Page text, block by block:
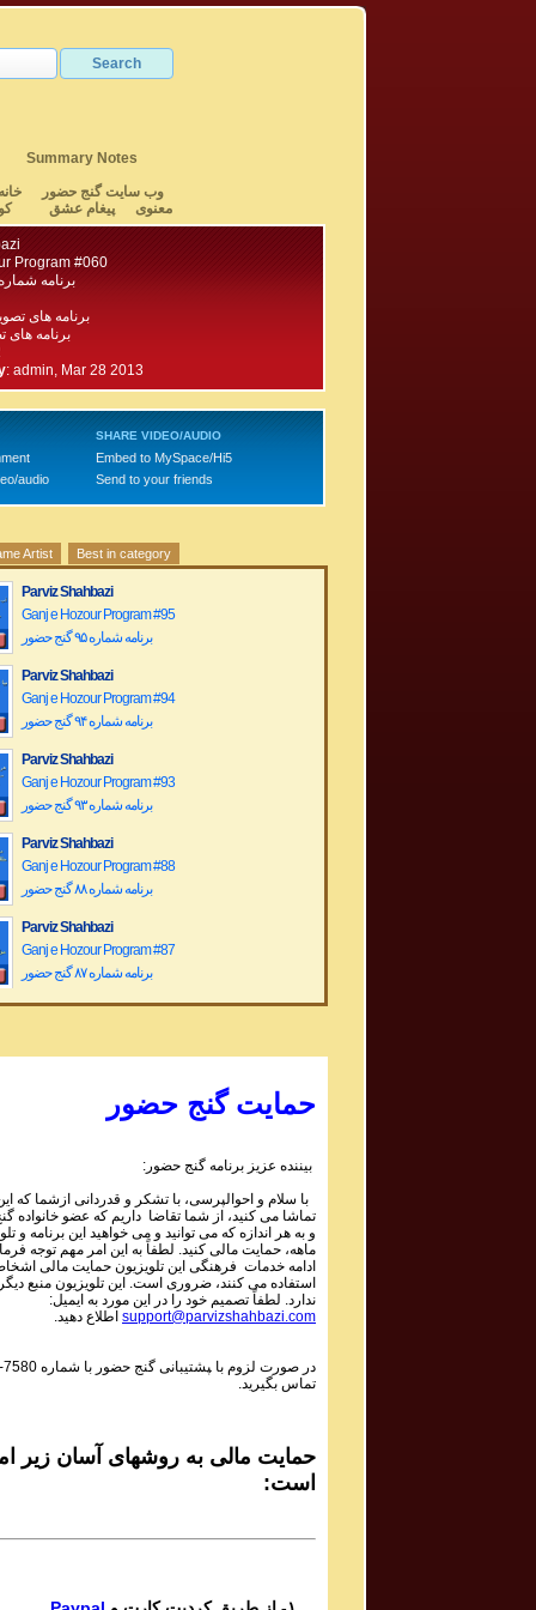
Summary Notes
وب سایت گنج حضور
خانه
معنوی
پیغام عشق
Program #060
برنامه شماره ۶۰ گنج
برنامه های
: admin, Mar 28 2013
audio
SHARE VIDEO/AUDIO
Embed to MySpace/Hi5
Send to your friends
Artist Best in category
Parviz Shahbazi
Ganj e Hozour Program #95
برنامه شماره ۹۵ گنج حضور
Parviz Shahbazi
Ganj e Hozour Program #94
برنامه شماره ۹۴ گنج حضور
Parviz Shahbazi
Ganj e Hozour Program #93
برنامه شماره ۹۳ گنج حضور
Parviz Shahbazi
Ganj e Hozour Program #88
برنامه شماره ۸۸ گنج حضور
Parviz Shahbazi
Ganj e Hozour Program #87
برنامه شماره ۸۷ گنج حضور
Parviz Shahbazi
برنامه شماره ۸۶ گنج حضور
Ganj e Hozour Program #020
Ganj e Hozour Program #85
برنامه شماره ۸۵ گنج حضور
Parviz Shahbazi
Ganj e Hozour Program #064
برنامه شماره ۶۴ گنج حضور
Ganj e Hozour Program#100
Ganj e Hozour Program #99
Ganj e Hozour Program #98
Parviz shahbazi
حمایت گنج حضور
بیننده عزیز برنامه گنج حضور:
با سلام و احوالپرسی، با تشکر و قدردانی ازشما که این
تماشا می کنید، از شما تقاضا داریم که عضو خانواده
و به هر اندازه که می توانید و می خواهید این برنامه و
ماهه، حمایت مالی کنید. لطفاً به این امر مهم توجه
ادامه خدمات فرهنگی این تلویزیون حمایت مالی
استفاده می کنند، ضروری است. این تلویزیون منبع
ندارد. لطفاً تصمیم خود را در این مورد به ایمیل:
support@parvizshahbazi.com اطلاع دهید.
در صورت لزوم با ‍پشتیبانی گنج حضور با شماره 7580
تماس بگیرید.
حمایت مالی به روشهای آسان زیر
است: